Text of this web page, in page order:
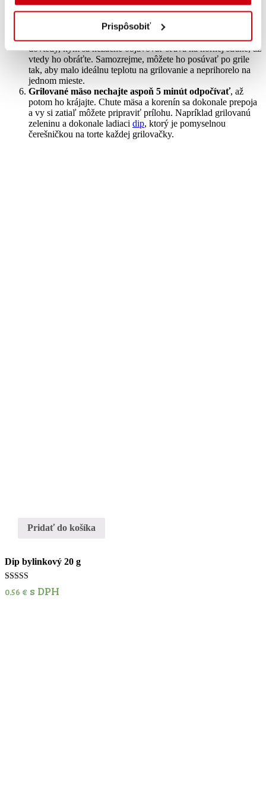
Prispôsobiť
Grilované mäso nenapichujte vidličkou!Ak budete do
grilovaní používajte grilovacie kliešte alebo obracačky.
Mäso na grile obráťte vždy len raz!Nechajte ho na grile
dovtedy, kým sa nezačne objavovať šťava na hornej strane, až
vtedy ho obráťte. Samozrejme, môžete ho posúvať po grile
tak, aby malo ideálnu teplotu na grilovanie a neprihorelo na
jednom mieste.
Grilované mäso nechajte aspoň 5 minút odpočívať, až
potom ho krájajte. Chute mäsa a korenín sa dokonale prepoja
a vy si zatiaľ môžete pripraviť prílohu. Napríklad grilovanú
zeleninu a dokonale ladiaci dip, ktorý je pomyselnou
čerešničkou na torte každej grilovačky.
Pridať do košíka
Dip bylinkový 20 g
Hodnotenie
5.00
0.56 € s DPH